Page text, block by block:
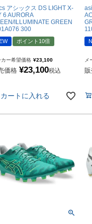
マ
ボルメ
ルースイソンブラ
スレタ
Pandiani
ンブロ
ュンメル
パー用品
アシックス DS LIGHT X-
6 AURORA
ILLUMINATE GREEN
300
ポイント10倍
カー希望価格 ¥23,100
価格 ¥23,100税込
カートに入れる
メ